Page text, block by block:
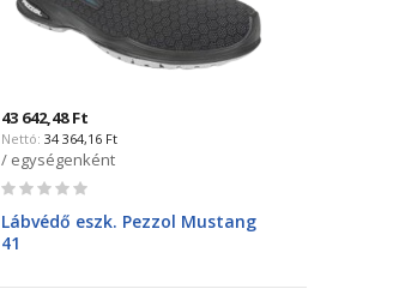
43 642,48 Ft
34 364,16 Ft
/ egységenként
Rating:
Lábvédő eszk. Pezzol Mustang
41